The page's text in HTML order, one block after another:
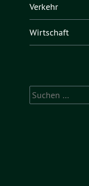
Verkehr
Wirtschaft
Suchen
nach: